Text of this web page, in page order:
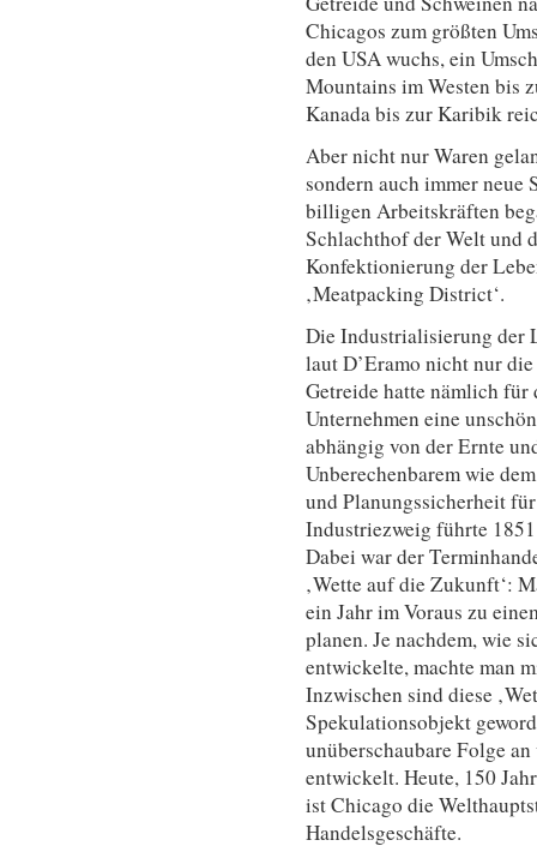
Chicagos zum größten
den USA wuchs, ein
Mountains im Westen bis
Kanada bis zur Karibik
Aber nicht nur Waren
sondern auch immer
billigen Arbeitskräften
Schlachthof der Welt und
Konfektionierung der
‚Meatpacking District‘.
Die Industrialisierung der
laut D’Eramo nicht nur
Getreide hatte nämlich
Unternehmen eine
abhängig von der Ernte
Unberechenbarem wie
und Planungssicherheit
Industriezweig führte
Dabei war der
‚Wette auf die Zukunft‘:
ein Jahr im Voraus zu
planen. Je nachdem, wie
entwickelte, machte man
Inzwischen sind diese
Spekulationsobjekt
unüberschaubare Folge
entwickelt. Heute, 150
ist Chicago die
Handelsgeschäfte.